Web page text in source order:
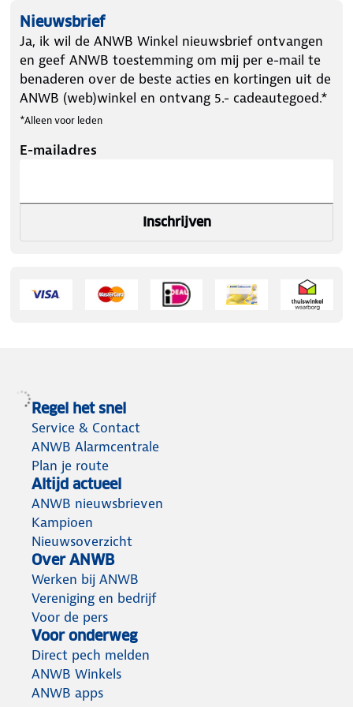
Nieuwsbrief
Ja, ik wil de ANWB Winkel nieuwsbrief ontvangen
en geef ANWB toestemming om mij per e-mail te
benaderen over de beste acties en kortingen uit de
ANWB (web)winkel en ontvang 5.- cadeautegoed.*
*Alleen voor leden
E-mailadres
Inschrijven
Regel het snel
Service & Contact
ANWB Alarmcentrale
Plan je route
Altijd actueel
ANWB nieuwsbrieven
Kampioen
Nieuwsoverzicht
Over ANWB
Werken bij ANWB
Vereniging en bedrijf
Voor de pers
Voor onderweg
Direct pech melden
ANWB Winkels
ANWB apps